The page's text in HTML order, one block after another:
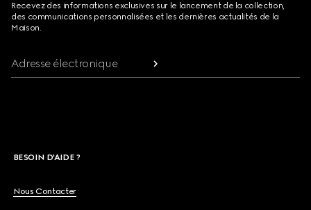
Recevez des informations exclusives sur le lancement de la collection,
des communications personnalisées et les dernières actualités de la
Maison.
Adresse électronique
BESOIN D'AIDE ?
Nous Contacter